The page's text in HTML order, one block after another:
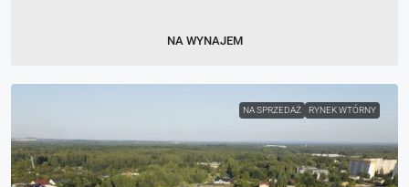
NA WYNAJEM
NA SPRZEDAŻ RYNEK WTÓRNY